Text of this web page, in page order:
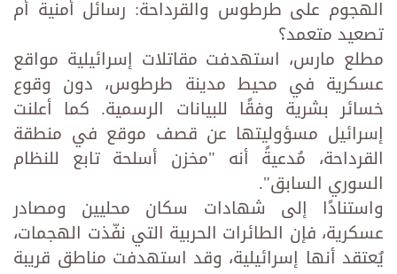
الهجوم على طرطوس والقرداحة: رسائل أمنية أم
تصعيد متعمد؟
مطلع مارس، استهدفت مقاتلات إسرائيلية مواقع
عسكرية في محيط مدينة طرطوس، دون وقوع
خسائر بشرية وفقًا للبيانات الرسمية. كما أعلنت
إسرائيل مسؤوليتها عن قصف موقع في منطقة
القرداحة، مُدعيةً أنه "مخزن أسلحة تابع للنظام
السوري السابق".
واستنادًا إلى شهادات سكان محليين ومصادر
عسكرية، فإن الطائرات الحربية التي نفّذت الهجمات،
يُعتقد أنها إسرائيلية، وقد استهدفت مناطق قريبة